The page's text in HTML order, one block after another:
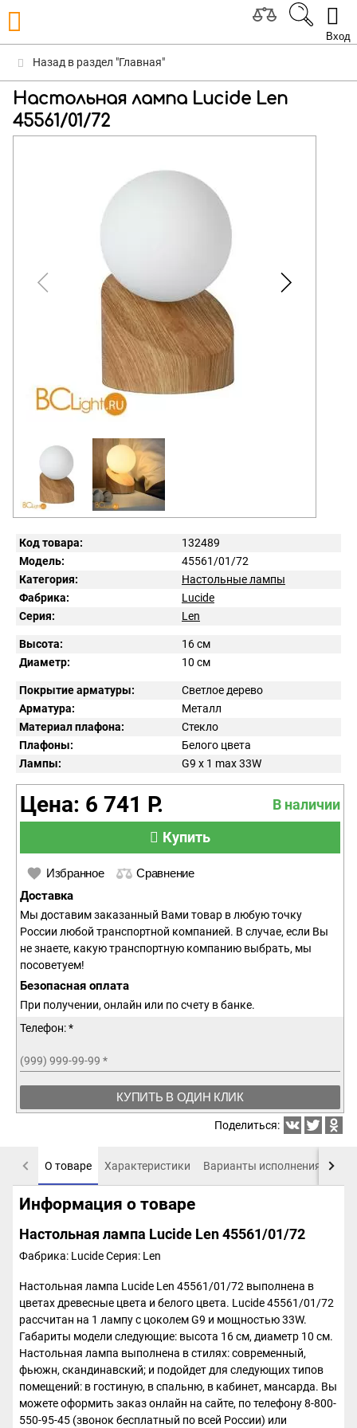
Вход
Назад в раздел "Главная"
Настольная лампа Lucide Len
45561/01/72
Код товара:
132489
Модель:
45561/01/72
Категория:
Настольные лампы
Фабрика:
Lucide
Серия:
Len
Высота:
16 см
Диаметр:
10 см
Покрытие арматуры:
Светлое дерево
Арматура:
Металл
Материал плафона:
Стекло
Плафоны:
Белого цвета
Лампы:
G9 x 1 max 33W
Цена: 6 741 Р.
В наличии
Купить
Избранное Сравнение
Доставка
Мы доставим заказанный Вами товар в любую точку
России любой транспортной компанией. В случае, если Вы
не знаете, какую транспортную компанию выбрать, мы
посоветуем!
Безопасная оплата
При получении, онлайн или по счету в банке.
Телефон: *
(999) 999-99-99 *
КУПИТЬ В ОДИН КЛИК
Поделиться:
О товаре Характеристики Варианты исполнения
Информация о товаре
Настольная лампа Lucide Len 45561/01/72
Фабрика: LucideСерия: Len
Настольная лампа Lucide Len 45561/01/72 выполнена в
цветах древесные цвета и белого цвета. Lucide 45561/01/72
рассчитан на 1 лампу с цоколем G9 и мощностью 33W.
Габариты модели следующие: высота 16 см, диаметр 10 см.
Настольная лампа выполнена в стилях: современный,
фьюжн, скандинавский; и подойдет для следующих типов
помещений: в гостиную, в спальню, в кабинет, мансарда. Вы
можете оформить заказ онлайн на сайте, по телефону 8-800-
550-95-45 (звонок бесплатный по всей России) или